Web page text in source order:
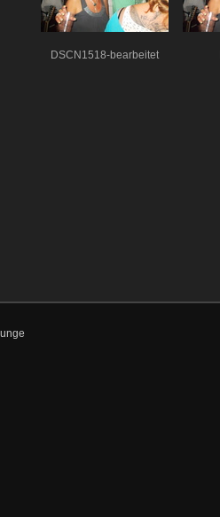
DSCN1518-bearbeitet